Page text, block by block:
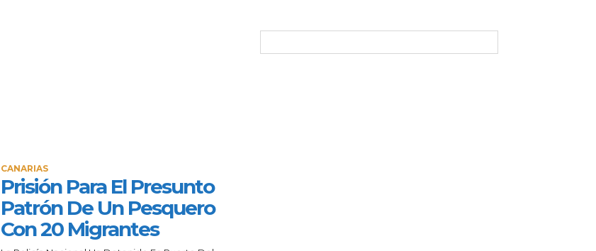
CANARIAS
Prisión Para El Presunto
Patrón De Un Pesquero
Con 20 Migrantes